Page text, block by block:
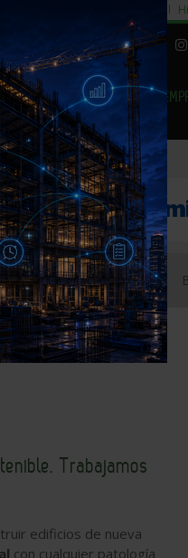
29% cambiar al alquiler temporal
AGENDA ARTÍCULOS
Trabajamos
edificios de nueva
con cualquier patología